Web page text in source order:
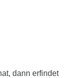
dann erfindet